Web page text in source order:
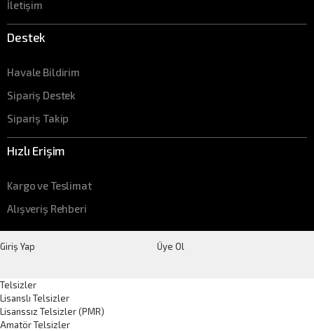
İletişim
Destek
Havale Bildirim
Sipariş Destek
Sipariş Takip
Hızlı Erişim
Kargo ve Teslimat
Alışveriş Rehberi
Giriş Yap Üye Ol
Telsizler
Lisanslı Telsizler
Lisanssız Telsizler (PMR)
Amatör Telsizler